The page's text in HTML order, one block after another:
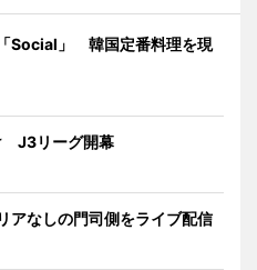
Social」 韓国定番料理を現
J3リーグ開幕
アなしの門司側をライブ配信